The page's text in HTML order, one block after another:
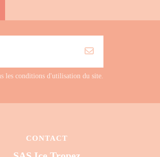
les conditions d'utilisation du site.
CONTACT